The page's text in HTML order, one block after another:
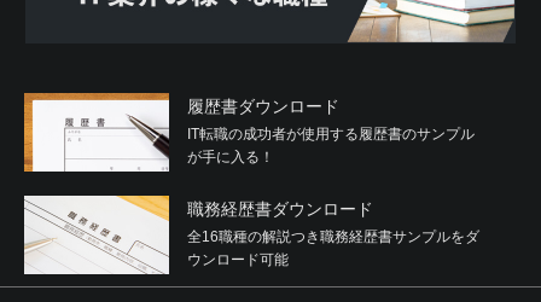
履歴書ダウンロード
IT転職の成功者が使用する履歴書のサンプル
が手に入る！
職務経歴書ダウンロード
全16職種の解説つき職務経歴書サンプルをダ
ウンロード可能